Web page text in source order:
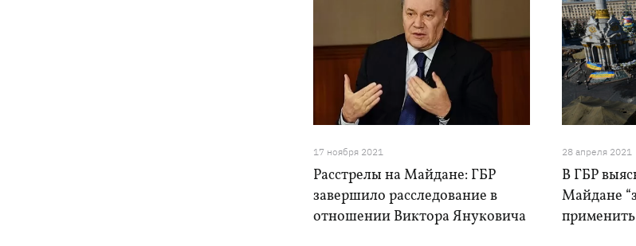
17 ноября 2021
Расстрелы на Майдане: ГБР
завершило расследование в
отношении Виктора Януковича
28 апреля 2021
В ГБР
Майдане